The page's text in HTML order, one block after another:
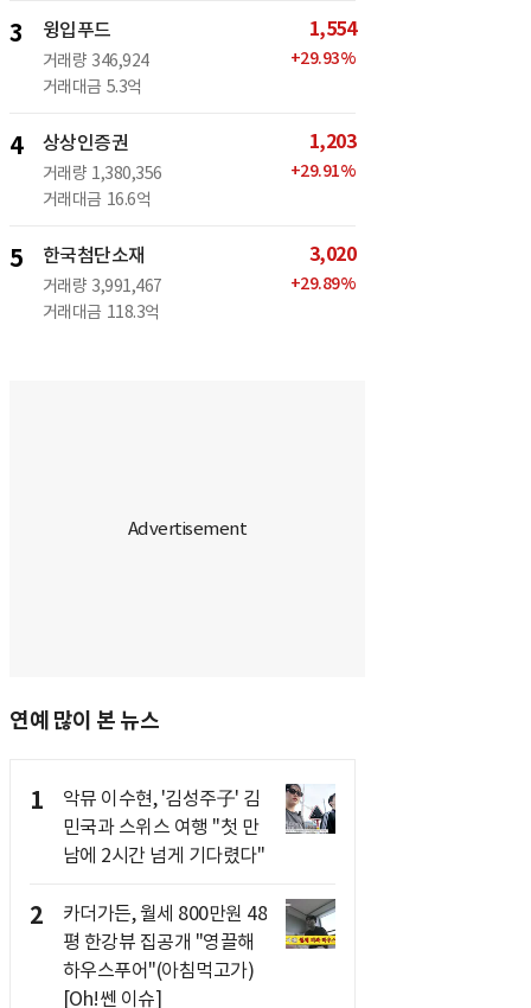
3 윙입푸드
거래량 346,924
거래대금 5.3억
1,554
+29.93%
4 상상인증권
거래량 1,380,356
거래대금 16.6억
1,203
+29.91%
5 한국첨단소재
거래량 3,991,467
거래대금 118.3억
3,020
+29.89%
연예 많이 본 뉴스
1
악뮤 이수현, '김성주子' 김
민국과 스위스 여행 "첫 만
남에 2시간 넘게 기다렸다"
2
카더가든, 월세 800만원 48
평 한강뷰 집공개 "영끌해
하우스푸어"(아침먹고가)
[Oh!쎈 이슈]